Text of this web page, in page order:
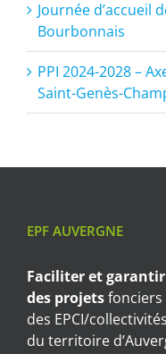
Journée d’accueil
Bourbonnais
PPI 2024-2028 –
Saint-Genès-
EPF AUVERGNE
Faciliter et garantir
des projets
des EPCI/
du territoire